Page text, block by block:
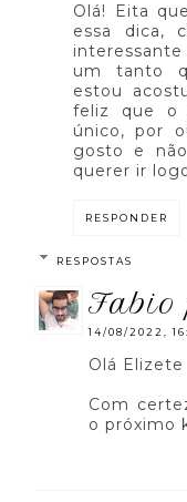
Olá! Eita
essa dica,
um tanto
estou
feliz que o
único, por
gosto e
querer ir
RESPONDER
RESPOSTAS
14/08/2022,
Olá Elizete
Com
o próximo